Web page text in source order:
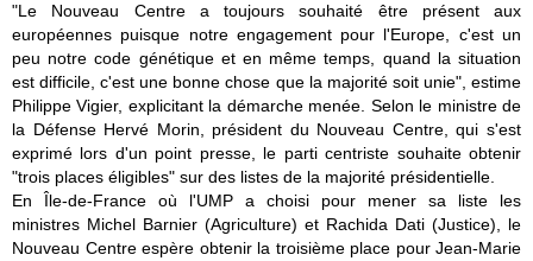
"Le Nouveau Centre a toujours souhaité être présent aux
européennes puisque notre engagement pour l'Europe, c'est un
peu notre code génétique et en même temps, quand la situation
est difficile, c'est une bonne chose que la majorité soit unie", estime
Philippe Vigier, explicitant la démarche menée. Selon le ministre de
la Défense Hervé Morin, président du Nouveau Centre, qui s'est
exprimé lors d'un point presse, le parti centriste souhaite obtenir
"trois places éligibles" sur des listes de la majorité présidentielle.
En Île-de-France où l'UMP a choisi pour mener sa liste les
ministres Michel Barnier (Agriculture) et Rachida Dati (Justice), le
Nouveau Centre espère obtenir la troisième place pour Jean-Marie